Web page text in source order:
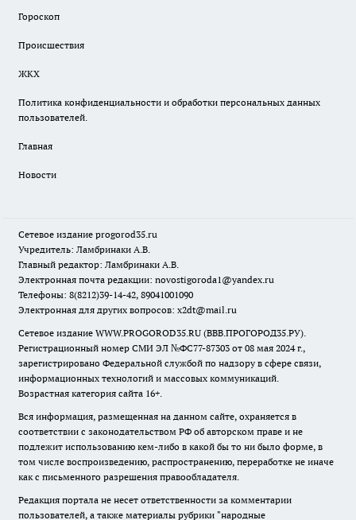
Гороскоп
Происшествия
ЖКХ
Политика конфиденциальности и обработки персональных данных
пользователей.
Главная
Новости
Сетевое издание progorod35.ru
Учредитель: Ламбринаки А.В.
Главный редактор: Ламбринаки А.В.
Электронная почта редакции: novostigoroda1@yandex.ru
Телефоны: 8(8212)39-14-42, 89041001090
Электронная для других вопросов: x2dt@mail.ru
Сетевое издание WWW.PROGOROD35.RU (ВВВ.ПРОГОРОД35.РУ).
Регистрационный номер СМИ ЭЛ №ФС77-87303 от 08 мая 2024 г.,
зарегистрировано Федеральной службой по надзору в сфере связи,
информационных технологий и массовых коммуникаций.
Возрастная категория сайта 16+.
Вся информация, размещенная на данном сайте, охраняется в
соответствии с законодательством РФ об авторском праве и не
подлежит использованию кем-либо в какой бы то ни было форме, в
том числе воспроизведению, распространению, переработке не иначе
как с письменного разрешения правообладателя.
Редакция портала не несет ответственности за комментарии
пользователей, а также материалы рубрики "народные